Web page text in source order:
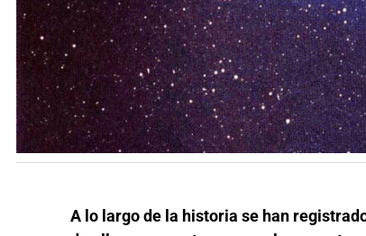
A lo largo de la historia se han